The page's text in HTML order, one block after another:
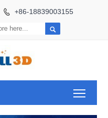
 +86-18839003155
